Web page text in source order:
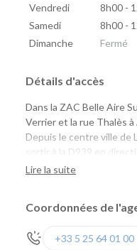
Vendredi
8h00 -
Samedi
8h00 -
Dimanche
Fermé
Détails d'accès
Dans la ZAC Belle Aire
Verrier et la rue Thalès à
Depuis le centre ville de
sortir à la D939 en
Aire/Surgères.
Lire la suite
Coordonnées de
+33 5 25 64 01 00